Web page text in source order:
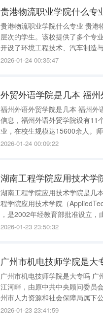
贵港物流职业学院什么专
贵港物流职业学院什么专业 贵港
层次的学生。该校提供了多个专
开设了环境工程技术、汽车制造
营销、电子商务、跨境电子商务等经济管理类专业。 此外，
2026-01-24 00:35:47
外贸外语学院是几本 福
福州外语外贸学院是几本 福州外语外贸学院是 二本 。 学校基本情况 ：根据2017年9月学校官网
信息，福州外语外贸学院设有11
业，在校生规模达15600余人。
2026-01-24 00:09:22
湖南工程学院应用技术学院是几本？是二本还是三本 湖南工
程学院应用技术学院（
，是2002年经教育部批准设立
院。 学院校址设湖南工程学院
2026-01-23 23:50:32
广州市机电技师学院是大
广州市机电技师学院是大专吗 广州市机电技师学院是大专。 广州市机电技师学院坐落于美丽的珠
江河畔，由原中共中央顾问委员
州市人力资源和社会保障局属下
现已成为拥有两个校区，占地面
2026-01-23 23:41:59